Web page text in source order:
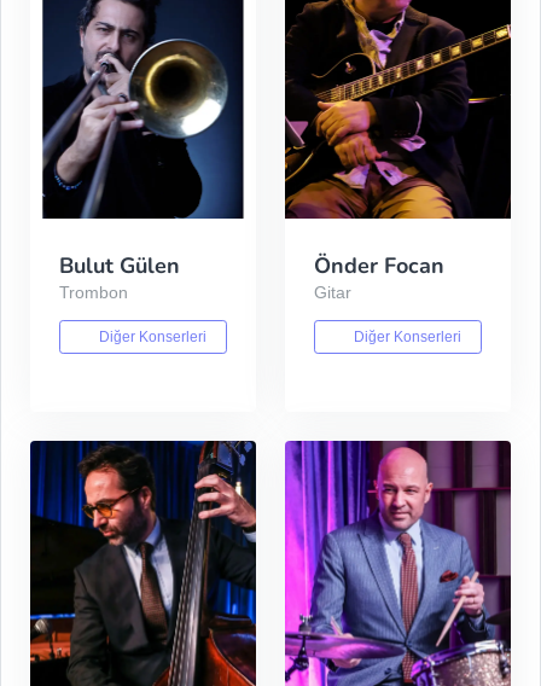
Bulut Gülen
Trombon
Diğer Konserleri
Önder Focan
Gitar
Diğer Konserleri